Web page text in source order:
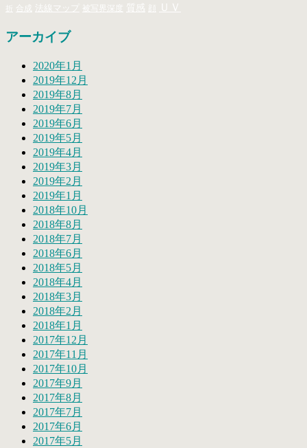
折
合成 法線マップ 被写界深度 質感 ＵＶ
アーカイブ
2020年1月
2019年12月
2019年8月
2019年7月
2019年6月
2019年5月
2019年4月
2019年3月
2019年2月
2019年1月
2018年10月
2018年8月
2018年7月
2018年6月
2018年5月
2018年4月
2018年3月
2018年2月
2018年1月
2017年12月
2017年11月
2017年10月
2017年9月
2017年8月
2017年7月
2017年6月
2017年5月